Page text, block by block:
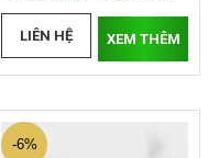
LIÊN HỆ XEM THÊM
-6%